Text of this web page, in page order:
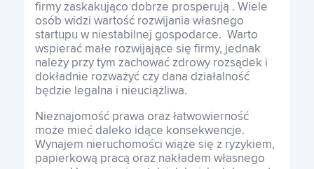
firmy zaskakująco dobrze prosperują . Wiele
osób widzi wartość rozwijania własnego
startupu w niestabilnej gospodarce. Warto
wspierać małe rozwijające się firmy, jednak
należy przy tym zachować zdrowy rozsądek i
dokładnie rozważyć czy dana działalność
będzie legalna i nieuciążliwa.
Nieznajomość prawa oraz łatwowierność
może mieć daleko idące konsekwencje.
Wynajem nieruchomości wiąże się z ryzykiem,
papierkową pracą oraz nakładem własnego